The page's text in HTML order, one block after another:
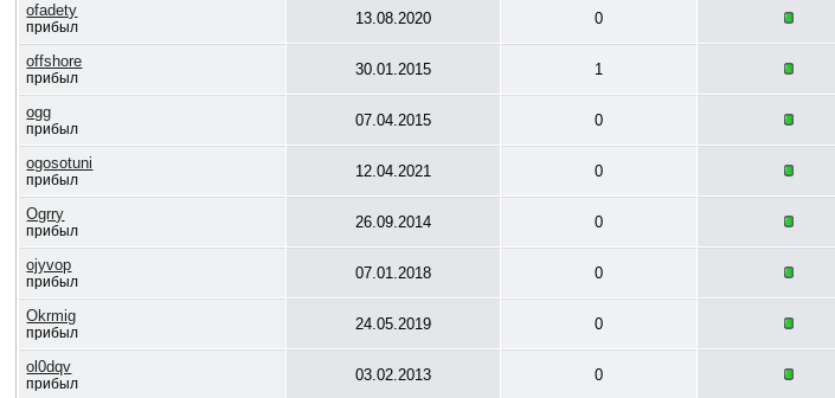
ofadety
прибыл 13.08.2020 0
offshore
прибыл 30.01.2015 1
ogg
прибыл 07.04.2015 0
ogosotuni
прибыл 12.04.2021 0
Ogrry
прибыл 26.09.2014 0
ojyvop
прибыл 07.01.2018 0
Okrmig
прибыл 24.05.2019 0
ol0dqv
прибыл 03.02.2013 0